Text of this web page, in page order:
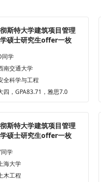
斯特大学建筑项目管理
硕士研究生offer一枚
同学
南交通大学
全科学与工程
四，GPA83.71，雅思7.0
斯特大学建筑项目管理
硕士研究生offer一枚
同学
海大学
木工程